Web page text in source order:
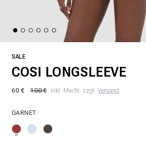
SALE
COSI LONGSLEEVE
60 € 100 € inkl. MwSt. zzgl. Versand
GARNET